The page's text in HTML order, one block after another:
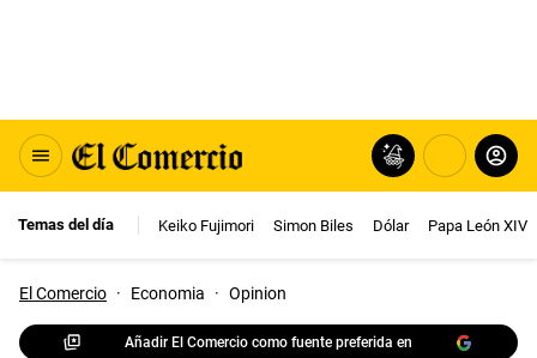
Temas del día Keiko Fujimori Simon Biles Dólar Papa León XIV
El Comercio · Economia · Opinion
Añadir El Comercio como fuente preferida en